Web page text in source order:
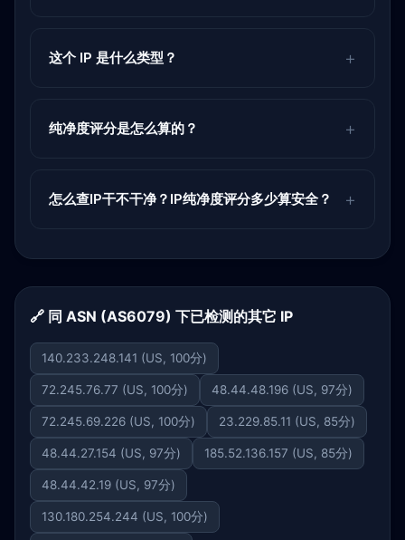
这个 IP 是什么类型？
纯净度评分是怎么算的？
怎么查IP干不干净？IP纯净度评分多少算安全？
🔗 同 ASN (AS6079) 下已检测的其它 IP
140.233.248.141 (US, 100分)
72.245.76.77 (US, 100分) 48.44.48.196 (US, 97分)
72.245.69.226 (US, 100分) 23.229.85.11 (US, 85分)
48.44.27.154 (US, 97分) 185.52.136.157 (US, 85分)
48.44.42.19 (US, 97分)
130.180.254.244 (US, 100分)